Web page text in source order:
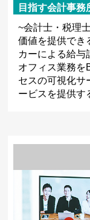
目指す会計事務
~会計士・税理
価値を提供でき
カーによる給与
オフィス業務を
セスの可視化サ
ービスを提供